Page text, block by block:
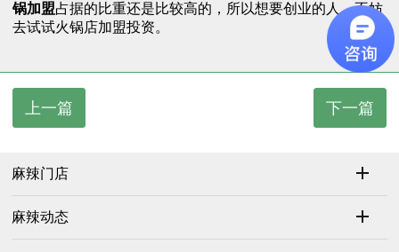
锅加盟占据的比重还是比较高的，所以想要创业的人，不妨
去试试火锅店加盟投资。
下一篇
上一篇
麻辣门店
麻辣动态